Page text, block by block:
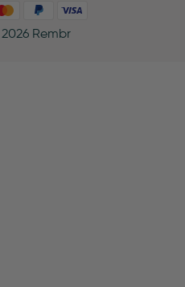
Rembr